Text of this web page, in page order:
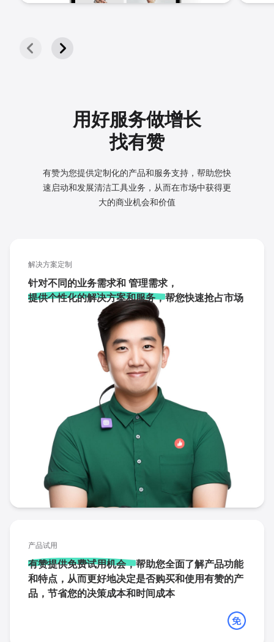
用好服务做增长
找有赞
有赞为您提供定制化的产品和服务支持，帮助您快
速启动和发展清洁工具业务，从而在市场中获得更
大的商业机会和价值
解决方案定制
针对不同的业务需求和 管理需求，
提供个性化的解决方案和服务，帮您快速抢占市场
产品试用
有赞提供免费试用机会，帮助您全面了解产品功能
和特点，从而更好地决定是否购买和使用有赞的产
品，节省您的决策成本和时间成本